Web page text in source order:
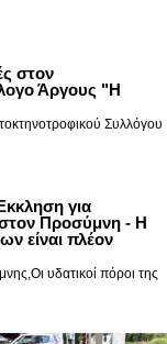
στον
Άργους "Η
Συλλόγου
για
Προσύμνη - Η
είναι πλέον
υδατικοί πόροι της